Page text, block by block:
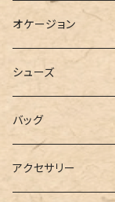
ブラウス
カーディガン
ポロシャツ
ベスト
スウェット
ジャージ
スラックス
ワイドパンツ
パーカーワンピース
ニットワンピース
キャミワンピース
サロペット
オケージョン
シューズ
ブーツ
パンプス
バッグ
トートバッグ
アクセサリー